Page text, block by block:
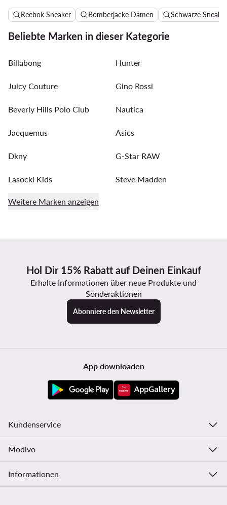
Reebok Sneaker Bomberjacke Damen Schwarze
Beliebte Marken in dieser Kategorie
Billabong Hunter
Juicy Couture Gino Rossi
Beverly Hills Polo Club Nautica
Jacquemus Asics
Dkny G-Star RAW
Lasocki Kids Steve Madden
Weitere Marken anzeigen
Hol Dir 15% Rabatt auf Deinen Einkauf
Erhalte Informationen über neue Produkte und
Sonderaktionen
Abonniere den Newsletter
App downloaden
Kundenservice
Modivo
Informationen